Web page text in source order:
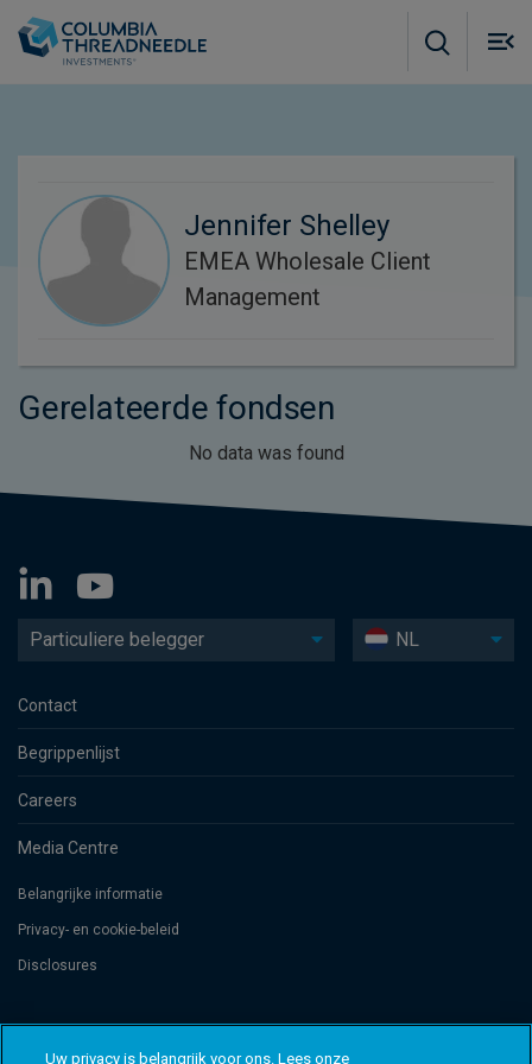
Jennifer Shelley
EMEA Wholesale Client
Management
Gerelateerde fondsen
No data was found
Particuliere belegger NL
Contact
Begrippenlijst
Careers
Media Centre
Belangrijke informatie
Privacy- en cookie-beleid
Disclosures
de Commerce et des Sociétés (Luxembourg), No. B 110242 and/or
Uw privacy is belangrijk voor ons. Lees onze